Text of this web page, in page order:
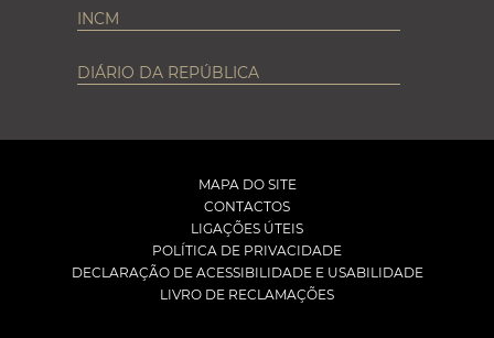
INCM
DIÁRIO DA REPÚBLICA
MAPA DO SITE
CONTACTOS
LIGAÇÕES ÚTEIS
POLÍTICA DE PRIVACIDADE
DECLARAÇÃO DE ACESSIBILIDADE E USABILIDADE
LIVRO DE RECLAMAÇÕES